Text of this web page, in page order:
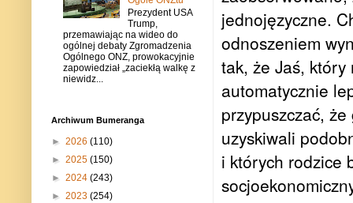
jednojęzyczne.
odnoszeniem
tak, że Jaś,
automatycznie
przypuszczać,
uzyskiwali
i których rodzice
Prezydent USA
Trump,
przemawiając na wideo do
ogólnej debaty Zgromadzenia
Ogólnego ONZ, prowokacyjnie
zapowiedział „zaciekłą walkę z
niewidz...
Archiwum Bumeranga
► 2026 (110)
► 2025 (150)
► 2024 (243)
► 2023 (254)